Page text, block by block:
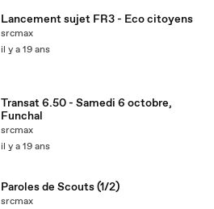
Lancement sujet FR3 - Eco citoyens
srcmax
il y a 19 ans
Transat 6.50 - Samedi 6 octobre,
Funchal
srcmax
il y a 19 ans
Paroles de Scouts (1/2)
srcmax